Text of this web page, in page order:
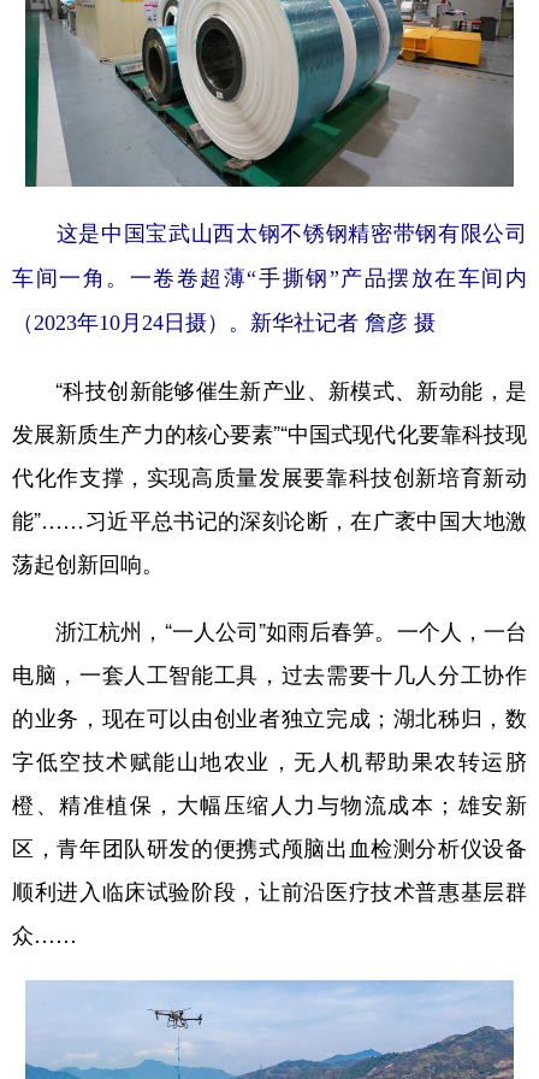
这是中国宝武山西太钢不锈钢精密带钢有限公司
车间一角。一卷卷超薄“手撕钢”产品摆放在车间内
（2023年10月24日摄）。新华社记者 詹彦 摄
“科技创新能够催生新产业、新模式、新动能，是
发展新质生产力的核心要素”“中国式现代化要靠科技现
代化作支撑，实现高质量发展要靠科技创新培育新动
能”……习近平总书记的深刻论断，在广袤中国大地激
荡起创新回响。
浙江杭州，“一人公司”如雨后春笋。一个人，一台
电脑，一套人工智能工具，过去需要十几人分工协作
的业务，现在可以由创业者独立完成；湖北秭归，数
字低空技术赋能山地农业，无人机帮助果农转运脐
橙、精准植保，大幅压缩人力与物流成本；雄安新
区，青年团队研发的便携式颅脑出血检测分析仪设备
顺利进入临床试验阶段，让前沿医疗技术普惠基层群
众……